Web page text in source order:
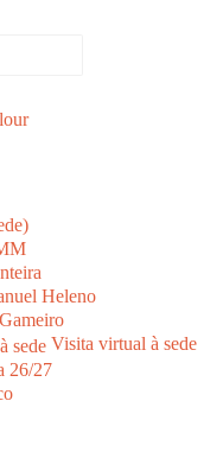
Heleno
Visita virtual à sede
26/27